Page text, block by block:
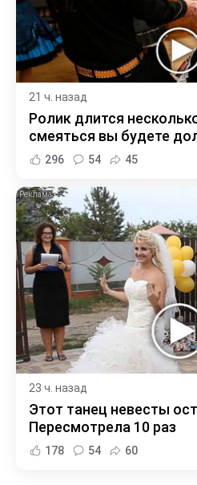
21 ч. назад
Ролик длится
смеяться вы будете
296 54 45
23 ч. назад
Этот танец невесты
Пересмотрела 10 раз
178 54 60